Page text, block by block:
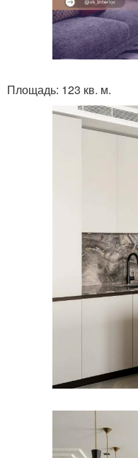
Площадь: 123 кв. м.